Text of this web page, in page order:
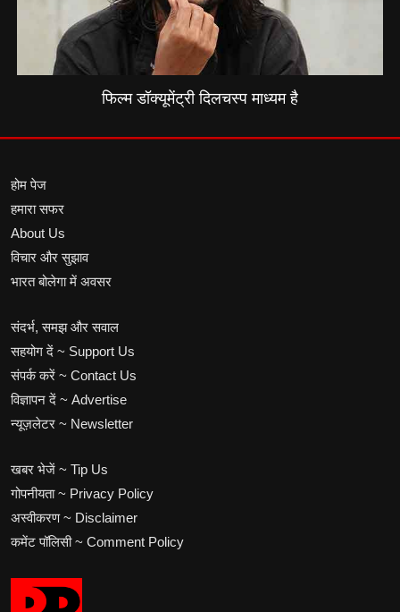
फिल्म डॉक्यूमेंट्री दिलचस्प माध्यम है
होम पेज
हमारा सफर
About Us
विचार और सुझाव
भारत बोलेगा में अवसर
संदर्भ, समझ और सवाल
सहयोग दें ~ Support Us
संपर्क करें ~ Contact Us
विज्ञापन दें ~ Advertise
न्यूज़लेटर ~ Newsletter
खबर भेजें ~ Tip Us
गोपनीयता ~ Privacy Policy
अस्वीकरण ~ Disclaimer
कमेंट पॉलिसी ~ Comment Policy